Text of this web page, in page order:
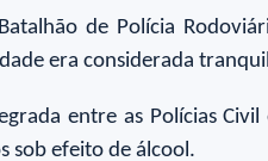
de Polícia
era considerada
entre as Polícias
sob efeito de álcool.